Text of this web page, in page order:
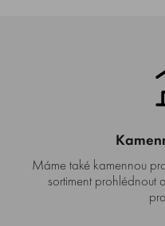
Máme také kamennou
sortiment prohlédnout